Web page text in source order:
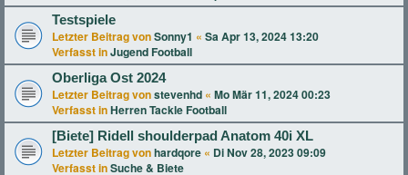
Testspiele
Letzter Beitrag vonSonny1 « Sa Apr 13, 2024 13:20
Verfasst inJugend Football
Oberliga Ost 2024
Letzter Beitrag vonstevenhd « Mo Mär 11, 2024 00:23
Verfasst inHerren Tackle Football
[Biete] Ridell shoulderpad Anatom 40i XL
Letzter Beitrag vonhardqore « Di Nov 28, 2023 09:09
Verfasst inSuche & Biete